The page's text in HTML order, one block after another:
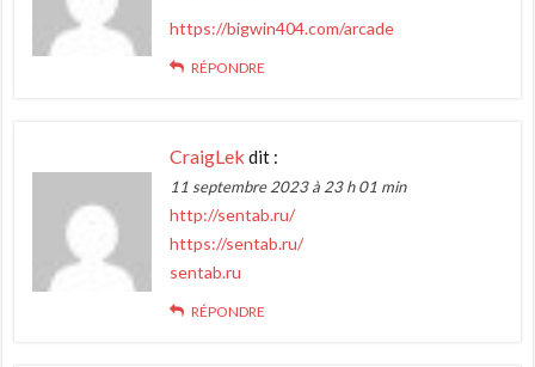
https://bigwin404.com/arcade
RÉPONDRE
CraigLek dit :
11 septembre 2023 à 23 h 01 min
http://sentab.ru/
https://sentab.ru/
sentab.ru
RÉPONDRE